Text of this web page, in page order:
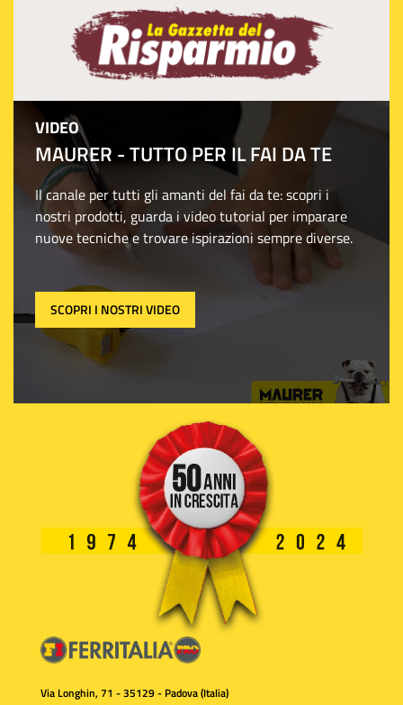
VIDEO
MAURER - TUTTO PER IL FAI DA TE
Il canale per tutti gli amanti del fai da te: scopri i
nostri prodotti, guarda i video tutorial per imparare
nuove tecniche e trovare ispirazioni sempre diverse.
SCOPRI I NOSTRI VIDEO
Via Longhin, 71 - 35129 - Padova (Italia)